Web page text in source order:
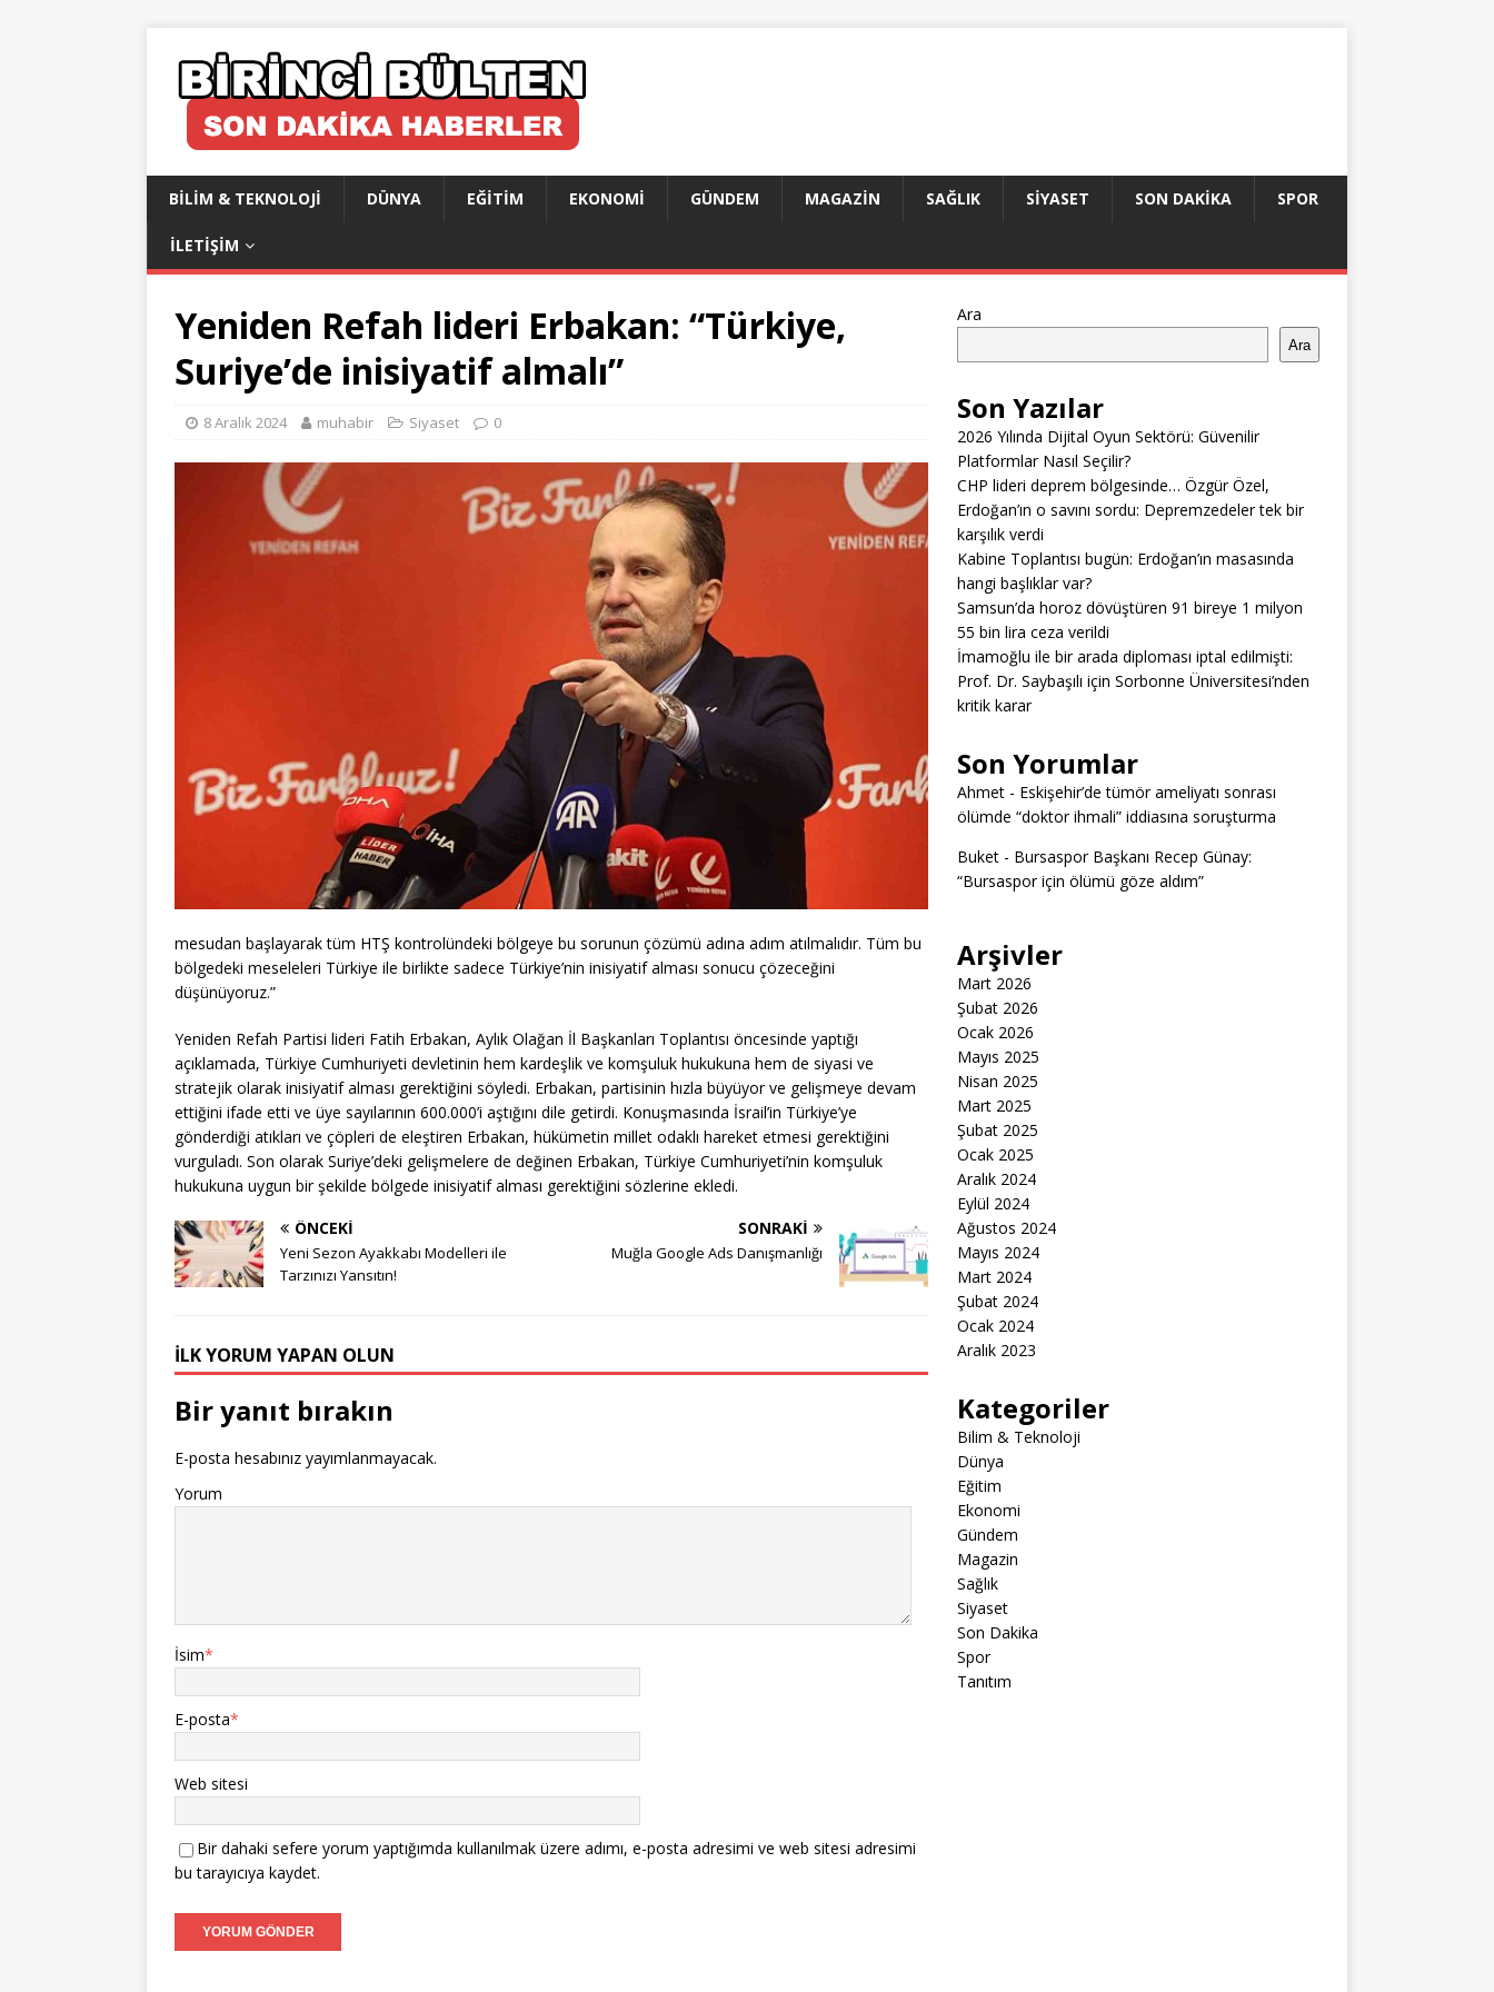
BILIM & TEKNOLOJI DÜNYA EĞITIM EKONOMI GÜNDEM MAGAZIN SAĞLIK SIYASET SON DAKIKA SPOR
İLETIŞIM
Yeniden Refah lideri Erbakan: “Türkiye,
Suriye’de inisiyatif almalı”
8 Aralık 2024 muhabir Siyaset 0
mesudan başlayarak tüm HTŞ kontrolündeki bölgeye bu sorunun çözümü adına adım atılmalıdır. Tüm bu
bölgedeki meseleleri Türkiye ile birlikte sadece Türkiye’nin inisiyatif alması sonucu çözeceğini
düşünüyoruz.”
Yeniden Refah Partisi lideri Fatih Erbakan, Aylık Olağan İl Başkanları Toplantısı öncesinde yaptığı
açıklamada, Türkiye Cumhuriyeti devletinin hem kardeşlik ve komşuluk hukukuna hem de siyasi ve
stratejik olarak inisiyatif alması gerektiğini söyledi. Erbakan, partisinin hızla büyüyor ve gelişmeye devam
ettiğini ifade etti ve üye sayılarının 600.000’i aştığını dile getirdi. Konuşmasında İsrail’in Türkiye’ye
gönderdiği atıkları ve çöpleri de eleştiren Erbakan, hükümetin millet odaklı hareket etmesi gerektiğini
vurguladı. Son olarak Suriye’deki gelişmelere de değinen Erbakan, Türkiye Cumhuriyeti’nin komşuluk
hukukuna uygun bir şekilde bölgede inisiyatif alması gerektiğini sözlerine ekledi.
ÖNCEKI
Yeni Sezon Ayakkabı Modelleri ile
Tarzınızı Yansıtın!
SONRAKI
Muğla Google Ads Danışmanlığı
İLK YORUM YAPAN OLUN
Bir yanıt bırakın
E-posta hesabınız yayımlanmayacak.
Yorum
İsim*
E-posta*
Web sitesi
Bir dahaki sefere yorum yaptığımda kullanılmak üzere adımı, e-posta adresimi ve web sitesi adresimi
bu tarayıcıya kaydet.
Ara
Ara
Son Yazılar
2026 Yılında Dijital Oyun Sektörü: Güvenilir
Platformlar Nasıl Seçilir?
CHP lideri deprem bölgesinde… Özgür Özel,
Erdoğan’ın o savını sordu: Depremzedeler tek bir
karşılık verdi
Kabine Toplantısı bugün: Erdoğan’ın masasında
hangi başlıklar var?
Samsun’da horoz dövüştüren 91 bireye 1 milyon
55 bin lira ceza verildi
İmamoğlu ile bir arada diploması iptal edilmişti:
Prof. Dr. Saybaşılı için Sorbonne Üniversitesi’nden
kritik karar
Son Yorumlar
Ahmet- Eskişehir’de tümör ameliyatı sonrası
ölümde “doktor ihmali” iddiasına soruşturma
Buket- Bursaspor Başkanı Recep Günay:
“Bursaspor için ölümü göze aldım”
Arşivler
Mart 2026
Şubat 2026
Ocak 2026
Mayıs 2025
Nisan 2025
Mart 2025
Şubat 2025
Ocak 2025
Aralık 2024
Eylül 2024
Ağustos 2024
Mayıs 2024
Mart 2024
Şubat 2024
Ocak 2024
Aralık 2023
Kategoriler
Bilim & Teknoloji
Dünya
Eğitim
Ekonomi
Gündem
Magazin
Sağlık
Siyaset
Son Dakika
Spor
Tanıtım